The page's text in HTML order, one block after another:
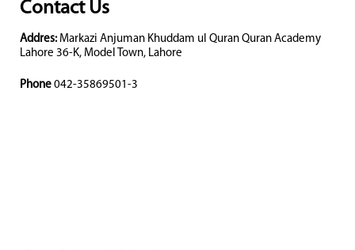
Contact Us
Addres: Markazi Anjuman Khuddam ul Quran Quran Academy
Lahore 36-K, Model Town, Lahore
Phone 042-35869501-3